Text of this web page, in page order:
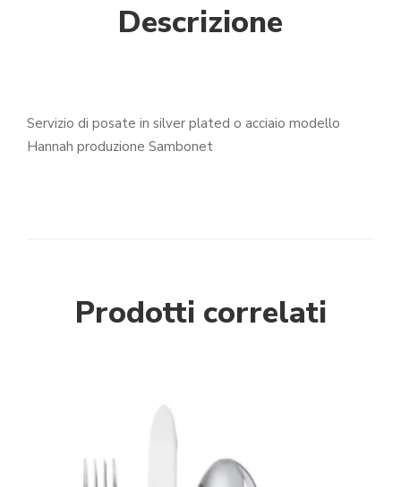
Descrizione
Servizio di posate in silver plated o acciaio modello
Hannah produzione Sambonet
Prodotti correlati